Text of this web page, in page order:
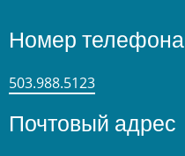
Номер телефона
503.988.5123
Почтовый адрес